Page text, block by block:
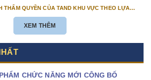
THẨM QUYỀN CỦA TAND KHU VỰC THEO LỰA
KIỆN
XEM THÊM
CHỨC NĂNG MỚI CÔNG BỐ